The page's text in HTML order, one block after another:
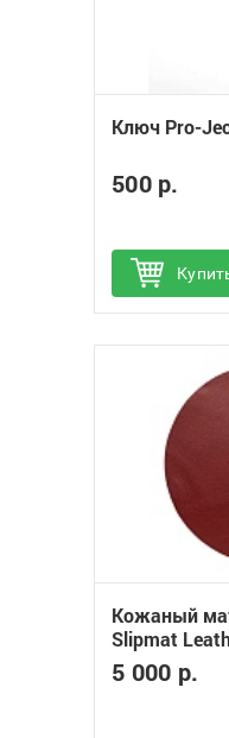
Ключ Pro-
500 р.
Кожаный
Slipmat
5 000 р.